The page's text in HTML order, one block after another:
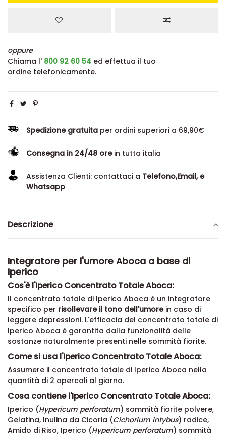
oppure
Chiama l' 800 92 60 54 ed effettua il tuo
ordine telefonicamente.
Spedizione gratuita per ordini superiori a 69,90€
Consegna in 24/48 orein tutta italia
Assistenza Clienti: contattaci a Telefono,Email, e
Whatsapp
Descrizione
Integratore per l'umore Aboca a base di
Iperico
Cos'è l'Iperico Concentrato Totale Aboca:
Il concentrato totale di Iperico Aboca è un integratore
specifico per risollevare il tono dell'umorein caso di
leggere depressioni. L'efficacia del concentrato totale di
Iperico Aboca è garantita dalla funzionalità delle
sostanze naturalmente presenti nelle sommità fiorite.
Come si usa l'Iperico Concentrato Totale Aboca:
Assumere il concentrato totale di Iperico Aboca nella
quantità di 2 opercoli al giorno.
Cosa contiene l'Iperico Concentrato Totale Aboca:
Iperico (Hypericum perforatum) sommità fiorite polvere,
Gelatina, Inulina da Cicoria (Cichorium intybus) radice,
Amido di Riso, Iperico (Hypericum perforatum) sommità